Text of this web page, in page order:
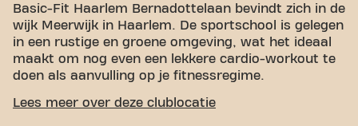
Basic-Fit Haarlem Bernadottelaan bevindt zich in de
wijk Meerwijk in Haarlem. De sportschool is gelegen
in een rustige en groene omgeving, wat het ideaal
maakt om nog even een lekkere cardio-workout te
doen als aanvulling op je fitnessregime.
GEMAKKELIJKE BEREIKBAARHEID
Lees meer over deze clublocatie